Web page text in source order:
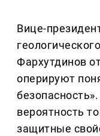
Вице-
Фархутдинов
оперируют
вероятность
защитные